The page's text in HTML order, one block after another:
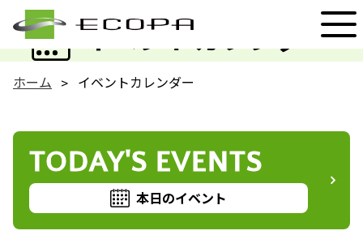
イベントカレンダー
EVENT
ホーム イベントカレンダー
TODAY'S EVENTS
本日のイベント